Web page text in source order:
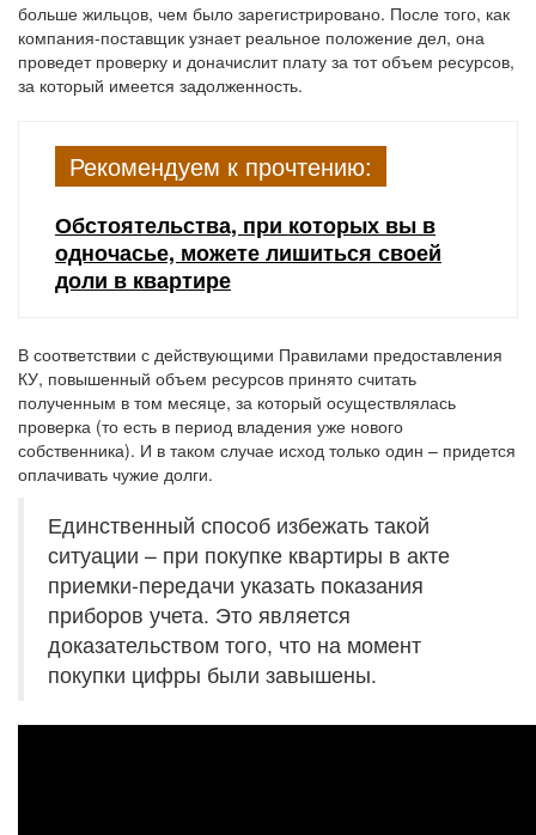
больше жильцов, чем было зарегистрировано. После того, как
компания-поставщик узнает реальное положение дел, она
проведет проверку и доначислит плату за тот объем ресурсов,
за который имеется задолженность.
Рекомендуем к прочтению:
Обстоятельства, при которых вы в
одночасье, можете лишиться своей
доли в квартире
В соответствии с действующими Правилами предоставления
КУ, повышенный объем ресурсов принято считать
полученным в том месяце, за который осуществлялась
проверка (то есть в период владения уже нового
собственника). И в таком случае исход только один – придется
оплачивать чужие долги.
Единственный способ избежать такой
ситуации – при покупке квартиры в акте
приемки-передачи указать показания
приборов учета. Это является
доказательством того, что на момент
покупки цифры были завышены.